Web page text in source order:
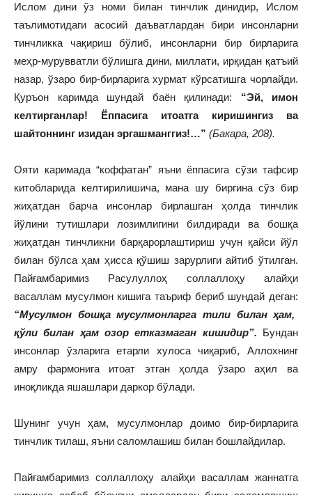
Ислом дини ўз номи билан тинчлик динидир, Ислом
таълимотидаги асосий даъватлардан бири инсонларни
тинчликка чақириш бўлиб, инсонларни бир бирларига
меҳр-мурувватли бўлишга дини, миллати, ирқидан қатъий
назар, ўзаро бир-бирларига хурмат кўрсатишга чорлайди.
Қуръон каримда шундай баён қилинади: “Эй, имон
келтирганлар! Ёппасига итоатга киришингиз ва
шайтоннинг изидан эргашманггиз!…” (Бакара, 208).
Ояти каримада “коффатан” яъни ёппасига сўзи тафсир
китобларида келтирилишича, мана шу биргина сўз бир
жиҳатдан барча инсонлар бирлашган ҳолда тинчлик
йўлини тутишлари лозимлигини билдиради ва бошқа
жиҳатдан тинчликни барқарорлаштириш учун қайси йўл
билан бўлса ҳам ҳисса қўшиш зарурлиги айтиб ўтилган.
Пайғамбаримиз Расулуллоҳ соллаллоҳу алайҳи
васаллам мусулмон кишига таъриф бериб шундай деган:
“Мусулмон бошқа мусулмонларга тили билан ҳам,
қўли билан ҳам озор етказмаган кишидир”. Бундан
инсонлар ўзларига етарли хулоса чиқариб, Аллохнинг
амру фармонига итоат этган ҳолда ўзаро аҳил ва
иноқликда яшашлари даркор бўлади.
Шунинг учун ҳам, мусулмонлар доимо бир-бирларига
тинчлик тилаш, яъни саломлашиш билан бошлайдилар.
Пайғамбаримиз соллаллоҳу алайҳи васаллам жаннатга